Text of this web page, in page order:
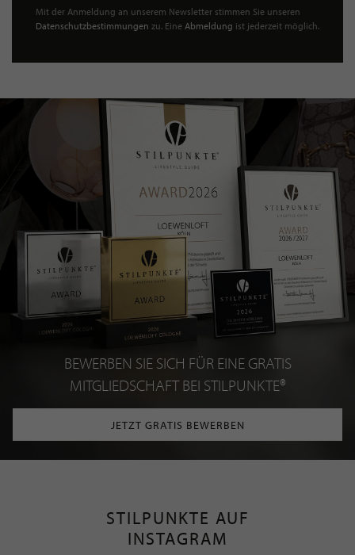
Mit der Anmeldung an unserem Newsletter stimmen Sie unseren
Datenschutzbestimmungen zu. Eine Abmeldung ist jederzeit möglich.
BEWERBEN SIE SICH FÜR EINE GRATIS
MITGLIEDSCHAFT BEI STILPUNKTE®
JETZT GRATIS BEWERBEN
STILPUNKTE AUF
INSTAGRAM